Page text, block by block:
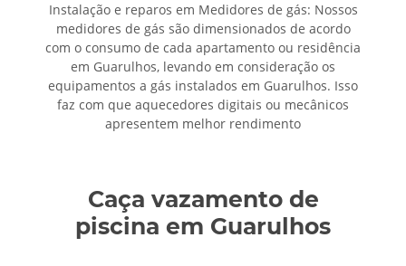
Instalação e reparos em Medidores de gás: Nossos
medidores de gás são dimensionados de acordo
com o consumo de cada apartamento ou residência
em Guarulhos, levando em consideração os
equipamentos a gás instalados em Guarulhos. Isso
faz com que aquecedores digitais ou mecânicos
apresentem melhor rendimento
Caça vazamento de
piscina em Guarulhos